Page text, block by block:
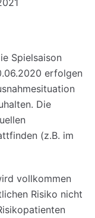
Spielsaison
erfolgen
Die
(z.B. im
vollkommen
Risiko nicht